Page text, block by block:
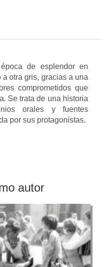
de esplendor en
otra gris, gracias a una
comprometidos que
Se trata de una historia
orales y fuentes
por sus protagonistas.
autor